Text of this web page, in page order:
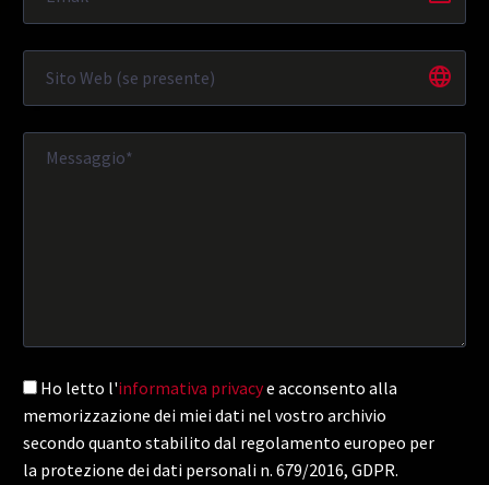
Ho letto l'informativa privacye acconsento alla
memorizzazione dei miei dati nel vostro archivio
secondo quanto stabilito dal regolamento europeo per
la protezione dei dati personali n. 679/2016, GDPR.